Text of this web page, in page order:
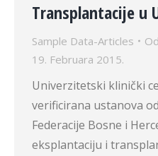
Transplantacije u
Sample Data-Articles Od
19. Februara 2015.
Univerzitetski klinički
verificirana ustanova
Federacije Bosne i
eksplantaciju i